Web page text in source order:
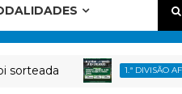
1.ª DIVISÃO AF SETÚBAL